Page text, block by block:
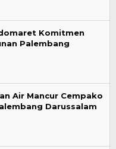
Komitmen
Palembang
Air Mancur Cempako
Darussalam